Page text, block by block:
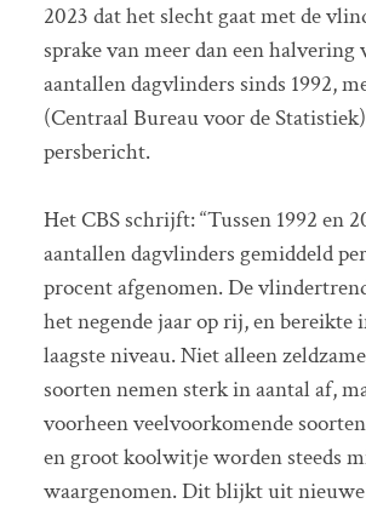
2023 dat het slecht gaat met de
sprake van meer dan een halvering
aantallen dagvlinders sinds 1992,
(Centraal Bureau voor de
persbericht.
Het CBS schrijft: “Tussen 1992 en
aantallen dagvlinders gemiddeld
procent afgenomen. De
het negende jaar op rij, en bereikte
laagste niveau. Niet alleen
soorten nemen sterk in aantal af,
voorheen veelvoorkomende
en groot koolwitje worden steeds
waargenomen. Dit blijkt uit